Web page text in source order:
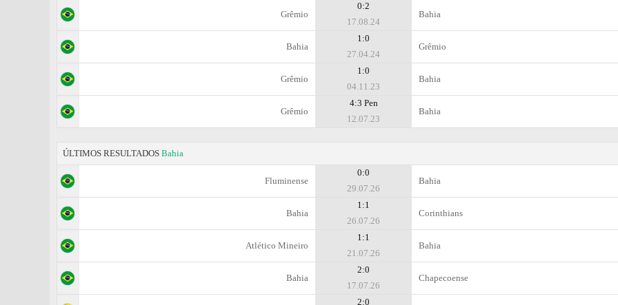
Grêmio
0:2
17.08.24
Bahia
Bahia
1:0
27.04.24
Grêmio
Grêmio
1:0
04.11.23
Bahia
Grêmio
4:3 Pen
12.07.23
Bahia
ÚLTIMOS RESULTADOS Bahia
Fluminense
0:0
29.07.26
Bahia
Bahia
1:1
26.07.26
Corinthians
Atlético Mineiro
1:1
21.07.26
Bahia
Bahia
2:0
17.07.26
Chapecoense
2:0